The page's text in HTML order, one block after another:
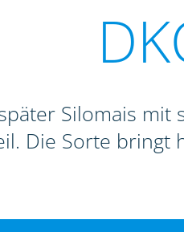
Silomais
Die Sorte bringt